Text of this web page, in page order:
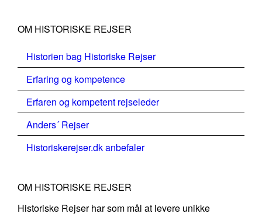
OM HISTORISKE REJSER
Historien bag Historiske Rejser
Erfaring og kompetence
Erfaren og kompetent rejseleder
Anders´ Rejser
Historiskerejser.dk anbefaler
OM HISTORISKE REJSER
Historiske Rejser har som mål at levere unikke